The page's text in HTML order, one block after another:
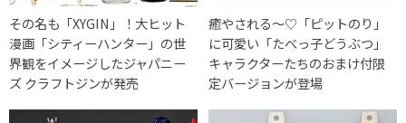
その名も「XYGIN」！大ヒット
漫画「シティーハンター」の世
界観をイメージしたジャパニー
ズ クラフトジンが発売
癒やされる〜♡「ピットのり」
に可愛い「たべっ子どうぶつ」
キャラクターたちのおまけ付限
定バージョンが登場